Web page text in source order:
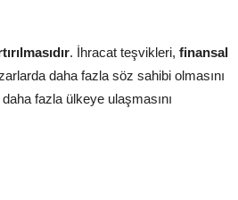
. İhracat teşvikleri, finansal
daha fazla söz sahibi olmasını
fazla ülkeye ulaşmasını